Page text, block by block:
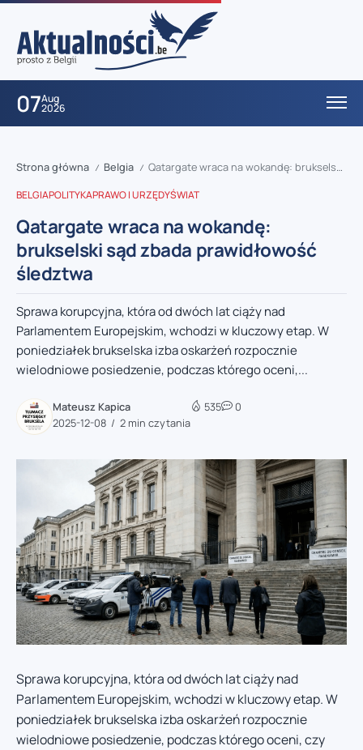
07Aug
2026
Strona główna / Belgia / Qatargate wraca na wokandę: brukselski sąd zbada prawidłowość śledztwa
BELGIAPOLITYKAPRAWO I URZĘDYŚWIAT
Qatargate wraca na wokandę:
brukselski sąd zbada prawidłowość
śledztwa
Sprawa korupcyjna, która od dwóch lat ciąży nad
Parlamentem Europejskim, wchodzi w kluczowy etap. W
poniedziałek brukselska izba oskarżeń rozpocznie
wielodniowe posiedzenie, podczas którego oceni,...
Mateusz Kapica
2025-12-08
2 min czytania
535 0
Sprawa korupcyjna, która od dwóch lat ciąży nad
Parlamentem Europejskim, wchodzi w kluczowy etap. W
poniedziałek brukselska izba oskarżeń rozpocznie
wielodniowe posiedzenie, podczas którego oceni, czy